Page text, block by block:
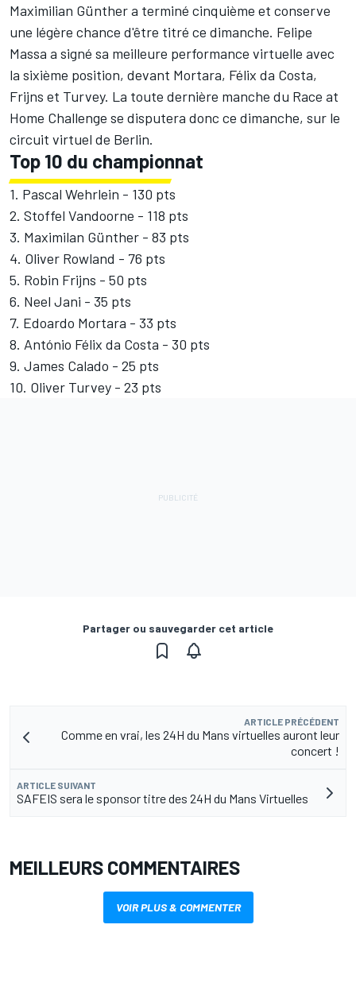
Maximilian Günthera terminé cinquième et conserve
une légère chance d'être titré ce dimanche. Felipe
Massa a signé sa meilleure performance virtuelle avec
la sixième position, devant Mortara, Félix da Costa,
Frijns et Turvey. La toute dernière manche du Race at
Home Challenge se disputera donc ce dimanche, sur le
circuit virtuel de Berlin.
Top 10 du championnat
1. Pascal Wehrlein - 130 pts
2. Stoffel Vandoorne - 118 pts
3. Maximilan Günther - 83 pts
4. Oliver Rowland - 76 pts
5. Robin Frijns - 50 pts
6. Neel Jani - 35 pts
7. Edoardo Mortara - 33 pts
8. António Félix da Costa - 30 pts
9. James Calado - 25 pts
10. Oliver Turvey - 23 pts
Partager ou sauvegarder cet article
ARTICLE PRÉCÉDENT
Comme en vrai, les 24H du Mans virtuelles auront leur
concert !
ARTICLE SUIVANT
SAFEIS sera le sponsor titre des 24H du Mans Virtuelles
MEILLEURS COMMENTAIRES
VOIR PLUS & COMMENTER